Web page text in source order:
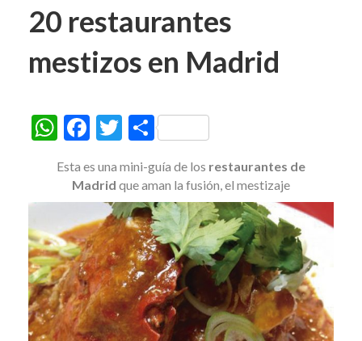
20 restaurantes
mestizos en Madrid
W
at
s
A
p
p
F
e
b
o
o
k
T
itt
er
C
m
p
ar
ti
r
Esta es una mini-guía de los restaurantes de
Madrid que aman la fusión, el mestizaje